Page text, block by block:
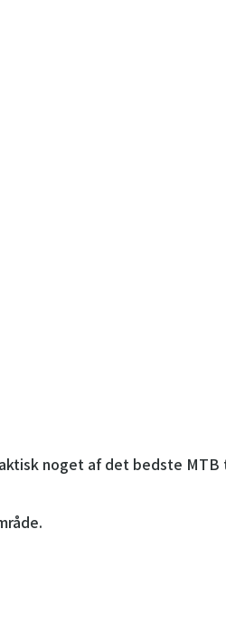
noget af det bedste